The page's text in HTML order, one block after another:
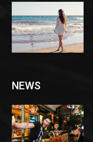
NEWS